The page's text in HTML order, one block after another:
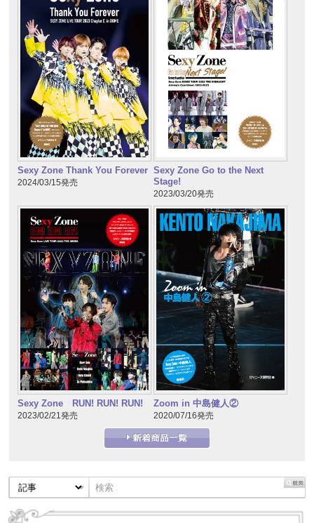
Sexy Zone Thank You Forever
2024/03/15発売
Sexy Zone Go to the Next
Stage!
2023/03/20発売
Sexy Zone RUN! RUN! RUN!
2023/02/21発売
Zoom in 中島健人②
2020/07/16発売